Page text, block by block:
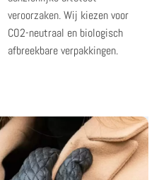
veroorzaken.Wij kiezen voor
CO2-neutraal en biologisch
afbreekbare verpakkingen.